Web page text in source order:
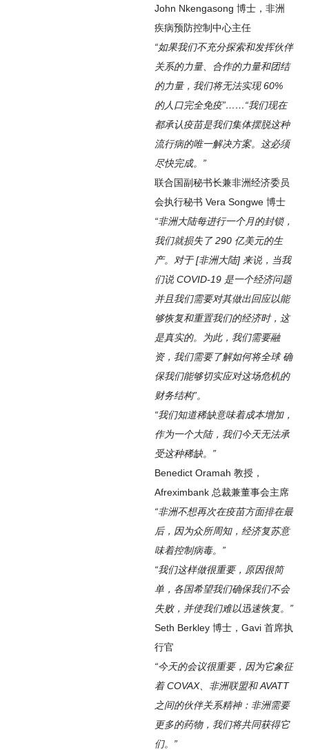
John Nkengasong 博士，非洲
疾病预防控制中心主任
“如果我们不充分探索和发挥伙伴
关系的力量、合作的力量和团结
的力量，我们将无法实现 60%
的人口完全免疫”……“我们现在
都承认疫苗是我们集体摆脱这种
流行病的唯一解决方案。这必须
尽快完成。”
联合国副秘书长兼非洲经济委员
会执行秘书 Vera Songwe 博士
“非洲大陆每进行一个月的封锁，
我们就损失了 290 亿美元的生
产。对于 [非洲大陆] 来说，当我
们说 COVID-19 是一个经济问题
并且我们需要对其做出回应以能
够恢复和重置我们的经济时，这
是真实的。为此，我们需要融
资，我们需要了解如何将全球确
保我们能够切实应对这场危机的
财务结构”。
“我们知道稀缺意味着成本增加，
作为一个大陆，我们今天无法承
受这种稀缺。”
Benedict Oramah 教授，
Afreximbank 总裁兼董事会主席
“非洲不想再次在疫苗方面排在最
后，因为众所周知，经济复苏意
味着控制病毒。”
“我们这样做很重要，原因很简
单，各国希望我们确保我们不会
失败，并使我们难以迅速恢复。”
Seth Berkley 博士，Gavi 首席执
行官
“今天的会议很重要，因为它象征
着 COVAX、非洲联盟和 AVATT
之间的伙伴关系精神：非洲需要
更多的药物，我们将共同获得它
们。”